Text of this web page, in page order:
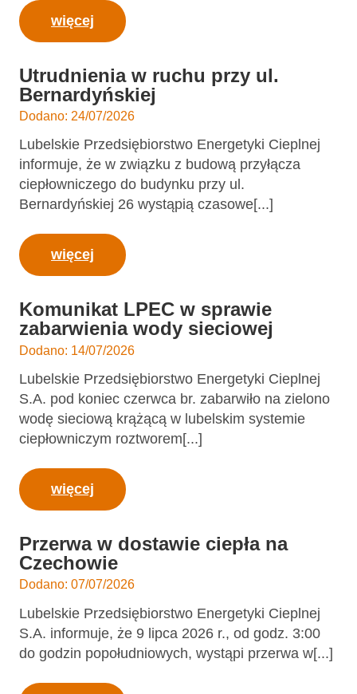
więcej
Utrudnienia w ruchu przy ul.
Bernardyńskiej
Dodano: 24/07/2026
Lubelskie Przedsiębiorstwo Energetyki Cieplnej
informuje, że w związku z budową przyłącza
ciepłowniczego do budynku przy ul.
Bernardyńskiej 26 wystąpią czasowe[...]
więcej
Komunikat LPEC w sprawie
zabarwienia wody sieciowej
Dodano: 14/07/2026
Lubelskie Przedsiębiorstwo Energetyki Cieplnej
S.A. pod koniec czerwca br. zabarwiło na zielono
wodę sieciową krążącą w lubelskim systemie
ciepłowniczym roztworem[...]
więcej
Przerwa w dostawie ciepła na
Czechowie
Dodano: 07/07/2026
Lubelskie Przedsiębiorstwo Energetyki Cieplnej
S.A. informuje, że 9 lipca 2026 r., od godz. 3:00
do godzin popołudniowych, wystąpi przerwa w[...]